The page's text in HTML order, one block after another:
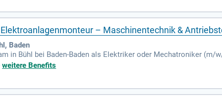
eine abgeschlossene Ausbildung sowie idealerweise eine
engagierten Teams!
– Maschinentechnik &
Baden
in Bühl bei Baden-Baden als Elektriker oder Mechatroniker (m/
und verkabeln Schaltschränke. Sie bereiten selbstständig
Kunden vor Ort. Darüber hinaus fertigen Sie benötigte Teile nach
Sie sich jetzt und werden Sie Teil eines dynamischen Teams!
weitere Benefits